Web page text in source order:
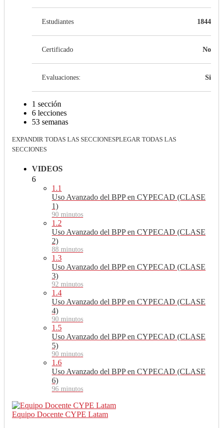
Estudiantes 1844
Certificado No
Evaluaciones: Si
1 sección
6 lecciones
53 semanas
EXPANDIR TODAS LAS SECCIONESPLEGAR TODAS LAS
SECCIONES
VIDEOS
6
1.1
Uso Avanzado del BPP en CYPECAD (CLASE
1)
90 minutos
1.2
Uso Avanzado del BPP en CYPECAD (CLASE
2)
88 minutos
1.3
Uso Avanzado del BPP en CYPECAD (CLASE
3)
92 minutos
1.4
Uso Avanzado del BPP en CYPECAD (CLASE
4)
90 minutos
1.5
Uso Avanzado del BPP en CYPECAD (CLASE
5)
90 minutos
1.6
Uso Avanzado del BPP en CYPECAD (CLASE
6)
96 minutos
Equipo Docente CYPE Latam